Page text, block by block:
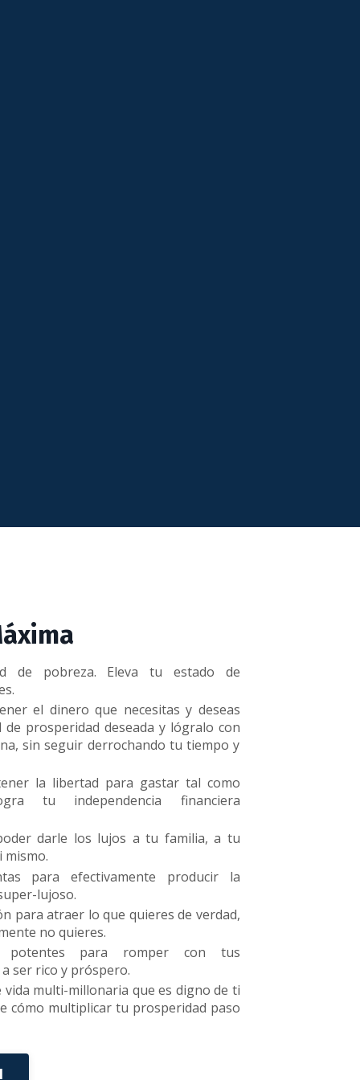
de pobreza. Eleva tu estado de
el dinero que necesitas y deseas
prosperidad deseada y lógralo con
sin seguir derrochando tu tiempo y
la libertad para gastar tal como
tu independencia financiera
darle los lujos a tu familia, a tu
mismo.
para efectivamente producir la
lujoso.
para atraer lo que quieres de verdad,
no quieres.
potentes para romper con tus
ser rico y próspero.
multi-millonaria que es digno de ti
cómo multiplicar tu prosperidad paso